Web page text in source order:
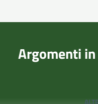
Argomenti